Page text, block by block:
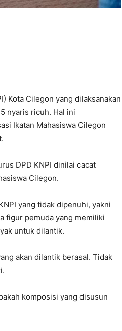
Kota Cilegon yang dilaksanakan
nyaris ricuh. Hal ini
Ikatan Mahasiswa Cilegon
DPD KNPI dinilai cacat
Cilegon.
yang tidak dipenuhi, yakni
figur pemuda yang memiliki
untuk dilantik.
akan dilantik berasal. Tidak
komposisi yang disusun